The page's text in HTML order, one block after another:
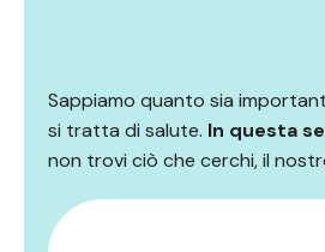
Sappiamo quanto sia
si tratta di salute. In questa
non trovi ciò che cerchi, il